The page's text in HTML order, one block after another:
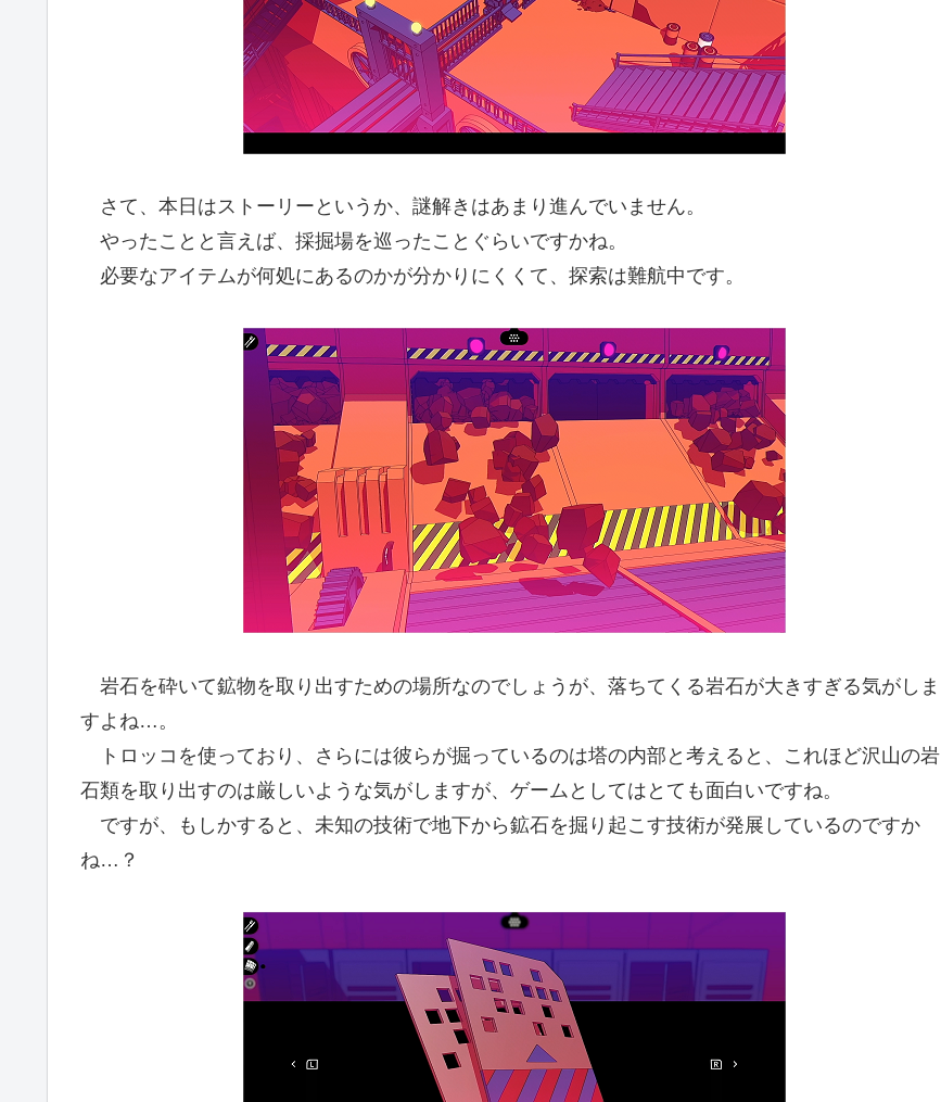
さて、本日はストーリーというか、謎解きはあまり進んでいません。
やったことと言えば、採掘場を巡ったことぐらいですかね。
必要なアイテムが何処にあるのかが分かりにくくて、探索は難航中です。
岩石を砕いて鉱物を取り出すための場所なのでしょうが、落ちてくる岩石が大きすぎる気がしま
すよね…。
トロッコを使っており、さらには彼らが掘っているのは塔の内部と考えると、これほど沢山の岩
石類を取り出すのは厳しいような気がしますが、ゲームとしてはとても面白いですね。
ですが、もしかすると、未知の技術で地下から鉱石を掘り起こす技術が発展しているのですか
ね…？